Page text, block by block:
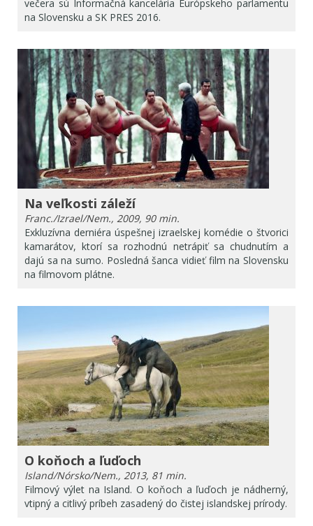
večera sú Informačná kancelária Európskeho parlamentu
na Slovensku a SK PRES 2016.
Na veľkosti záleží
Franc./Izrael/Nem., 2009, 90 min.
Exkluzívna derniéra úspešnej izraelskej komédie o štvorici
kamarátov, ktorí sa rozhodnú netrápiť sa chudnutím a
dajú sa na sumo. Posledná šanca vidieť film na Slovensku
na filmovom plátne.
O koňoch a ľuďoch
Island/Nórsko/Nem., 2013, 81 min.
Filmový výlet na Island. O koňoch a ľuďoch je nádherný,
vtipný a citlivý príbeh zasadený do čistej islandskej prírody.